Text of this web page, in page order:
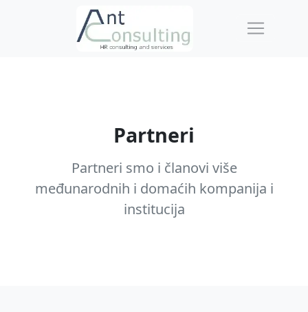
Partneri
Partneri smo i članovi više
međunarodnih i domaćih kompanija i
institucija